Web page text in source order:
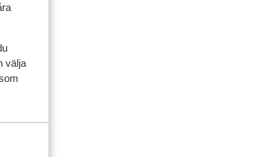
välja